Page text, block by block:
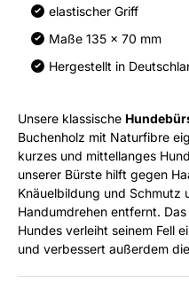
elastischer Griff
Maße 135 x 70 mm
Hergestellt in
Unsere klassische
Buchenholz mit Naturfibre
kurzes und mittellanges
unserer Bürste hilft gegen
Knäuelbildung und Schmutz
Handumdrehen entfernt.
Hundes verleiht seinem Fell
und verbessert außerdem